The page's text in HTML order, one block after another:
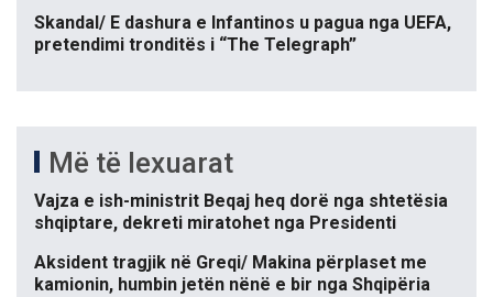
Skandal/ E dashura e Infantinos u pagua nga UEFA,
pretendimi tronditës i “The Telegraph”
Më të lexuarat
Vajza e ish-ministrit Beqaj heq dorë nga shtetësia
shqiptare, dekreti miratohet nga Presidenti
Aksident tragjik në Greqi/ Makina përplaset me
kamionin, humbin jetën nënë e bir nga Shqipëria